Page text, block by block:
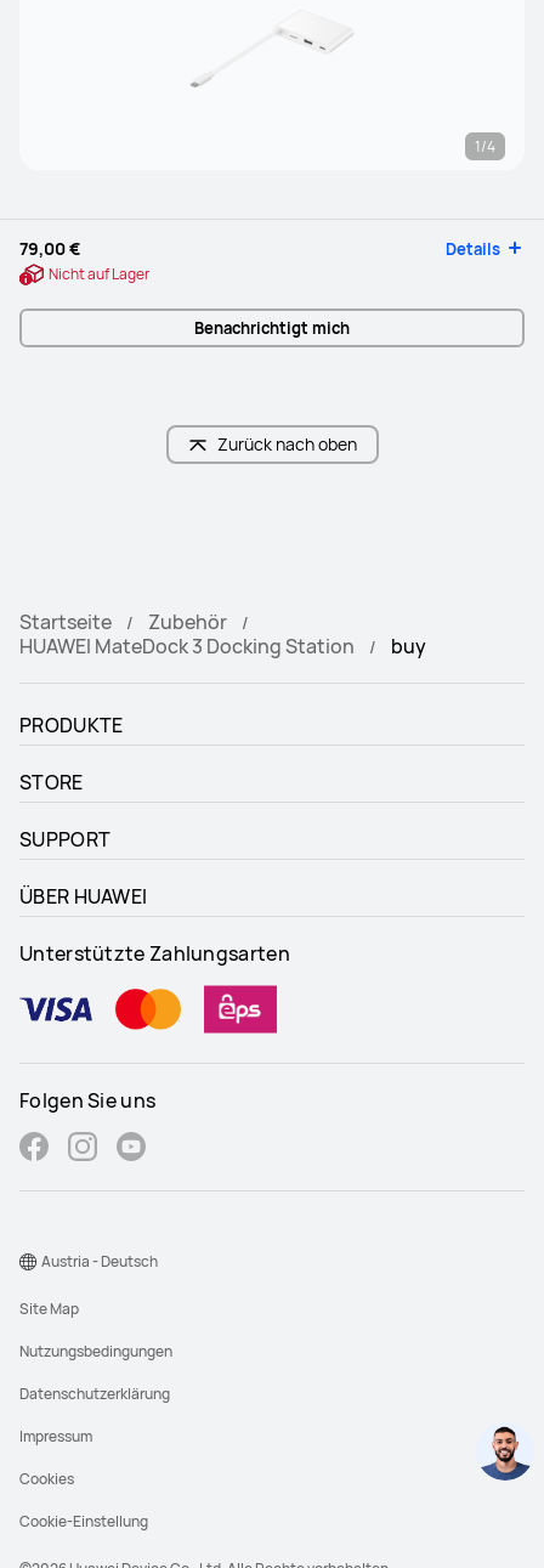
1/4
79,00 € Details
Nicht auf Lager
Benachrichtigt mich
Zurück nach oben
Startseite
Zubehör
HUAWEI MateDock 3 Docking Station
buy
PRODUKTE
STORE
SUPPORT
ÜBER HUAWEI
Unterstützte Zahlungsarten
Folgen Sie uns
Site Map
Nutzungsbedingungen
Datenschutzerklärung
Impressum
Cookies
Cookie-Einstellung
Austria - Deutsch